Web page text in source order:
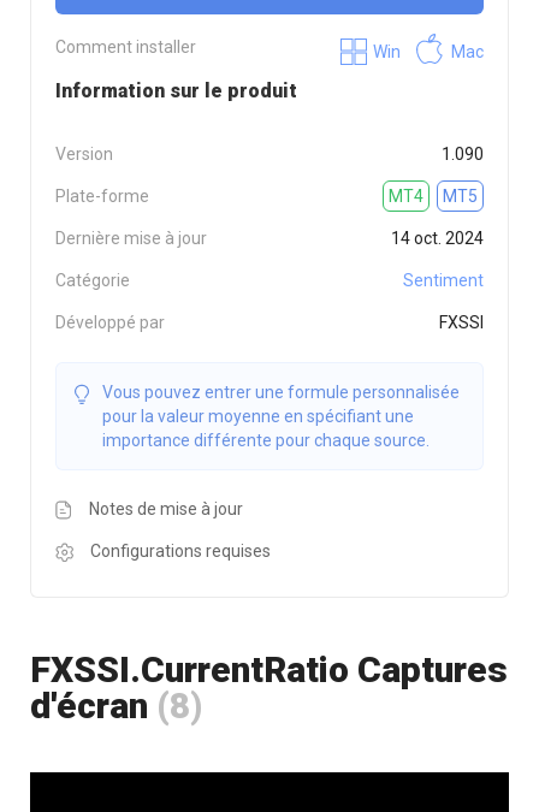
Comment installer Win Mac
Information sur le produit
Version 1.090
Plate-forme MT4 MT5
Dernière mise à jour 14 oct. 2024
Catégorie Sentiment
Développé par FXSSI
Vous pouvez entrer une formule personnalisée
pour la valeur moyenne en spécifiant une
importance différente pour chaque source.
Notes de mise à jour
Configurations requises
FXSSI.CurrentRatio Captures
d'écran (8)